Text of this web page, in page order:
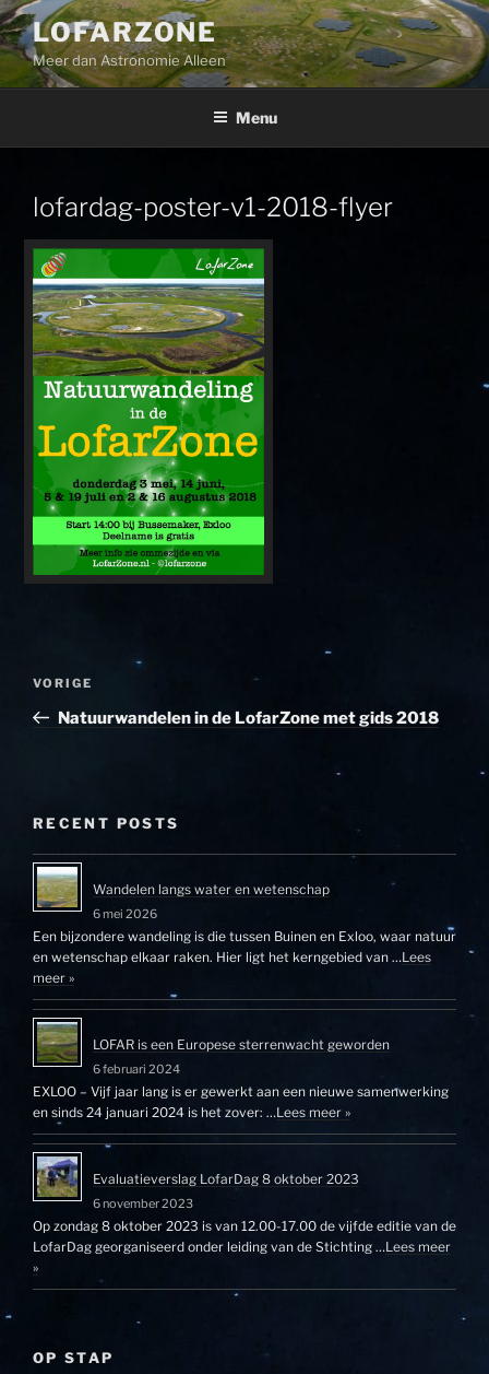
Ga
naar
de
inhoud
LOFARZONE
Meer dan Astronomie Alleen
Menu
lofardag-poster-v1-2018-flyer
Bericht
Vorig
bericht
VORIGE
Natuurwandelen in de LofarZone met gids 2018
RECENT POSTS
Wandelen langs water en wetenschap
6 mei 2026
Een bijzondere wandeling is die tussen Buinen en Exloo, waar natuur
en wetenschap elkaar raken. Hier ligt het kerngebied van …Lees
meer »
LOFAR is een Europese sterrenwacht geworden
6 februari 2024
EXLOO – Vijf jaar lang is er gewerkt aan een nieuwe samenwerking
en sinds 24 januari 2024 is het zover: …Lees meer »
Evaluatieverslag LofarDag 8 oktober 2023
6 november 2023
Op zondag 8 oktober 2023 is van 12.00-17.00 de vijfde editie van de
LofarDag georganiseerd onder leiding van de Stichting …Lees meer
»
OP STAP